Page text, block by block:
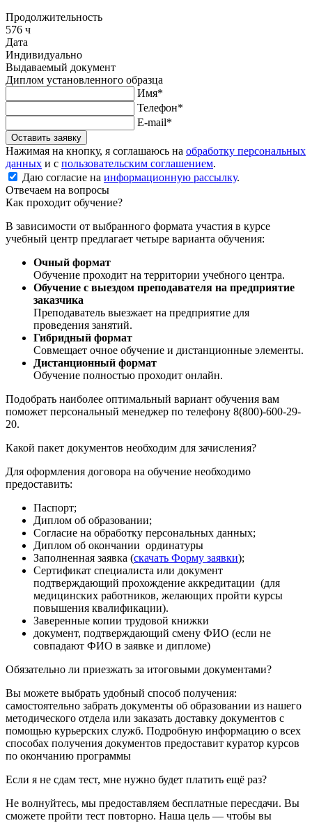
Продолжительность
576 ч
Дата
Индивидуально
Выдаваемый документ
Диплом установленного образца
Имя*
Телефон*
E-mail*
Оставить заявку
Нажимая на кнопку, я соглашаюсь на обработку персональных
данных и с пользовательским соглашением.
Даю согласие на информационную рассылку.
Отвечаем на вопросы
Как проходит обучение?
В зависимости от выбранного формата участия в курсе
учебный центр предлагает четыре варианта обучения:
Очный формат
Обучение проходит на территории учебного центра.
Обучение с выездом преподавателя на предприятие
заказчика
Преподаватель выезжает на предприятие для
проведения занятий.
Гибридный формат
Совмещает очное обучение и дистанционные элементы.
Дистанционный формат
Обучение полностью проходит онлайн.
Подобрать наиболее оптимальный вариант обучения вам
поможет персональный менеджер по телефону 8(800)-600-29-
20.
Какой пакет документов необходим для зачисления?
Для оформления договора на обучение необходимо
предоставить:
Паспорт;
Диплом об образовании;
Согласие на обработку персональных данных;
Диплом об окончании ординатуры
Заполненная заявка (скачать Форму заявки);
Сертификат специалиста или документ
подтверждающий прохождение аккредитации (для
медицинских работников, желающих пройти курсы
повышения квалификации).
Заверенные копии трудовой книжки
документ, подтверждающий смену ФИО (если не
совпадают ФИО в заявке и дипломе)
Обязательно ли приезжать за итоговыми документами?
Вы можете выбрать удобный способ получения:
самостоятельно забрать документы об образовании из нашего
методического отдела или заказать доставку документов с
помощью курьерских служб. Подробную информацию о всех
способах получения документов предоставит куратор курсов
по окончанию программы
Если я не сдам тест, мне нужно будет платить ещё раз?
Не волнуйтесь, мы предоставляем бесплатные пересдачи. Вы
сможете пройти тест повторно. Наша цель — чтобы вы